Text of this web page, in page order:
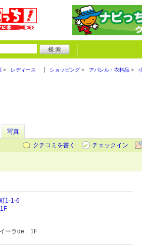
レディース ショッピング アパレル・衣料品
写真
クチコミを書く
チェックイン
1-1-6
ーラde 1F